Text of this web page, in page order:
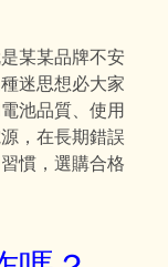
某某品牌不安
迷思想必大家
池品質、使用
，在長期錯誤
慣，選購合格